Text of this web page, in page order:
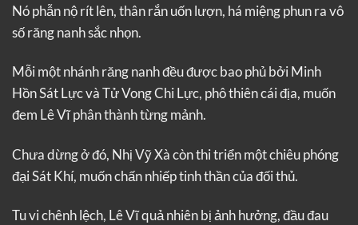
Nó phẫn nộ rít lên, thân rắn uốn lượn, há miệng phun ra vô
số răng nanh sắc nhọn.
Mỗi một nhánh răng nanh đều được bao phủ bởi Minh
Hồn Sát Lực và Tử Vong Chi Lực, phô thiên cái địa, muốn
đem Lê Vĩ phân thành từng mảnh.
Chưa dừng ở đó, Nhị Vỹ Xà còn thi triển một chiêu phóng
đại Sát Khí, muốn chấn nhiếp tinh thần của đối thủ.
Tu vi chênh lệch, Lê Vĩ quả nhiên bị ảnh hưởng, đầu đau